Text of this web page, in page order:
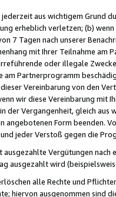
aus wichtigem Grund
erheblich verletzen; (b)
7 Tagen nach unserer
mit Ihrer Teilnahme am
oder illegale
am Partnerprogramm
Vereinbarung von den
wir diese Vereinbarung mit
der Vergangenheit, gleich
Form beenden.
jeder Verstoß gegen die
Vergütungen
ausgezahlt wird
alle Rechte und
hiervon ausgenommen sind